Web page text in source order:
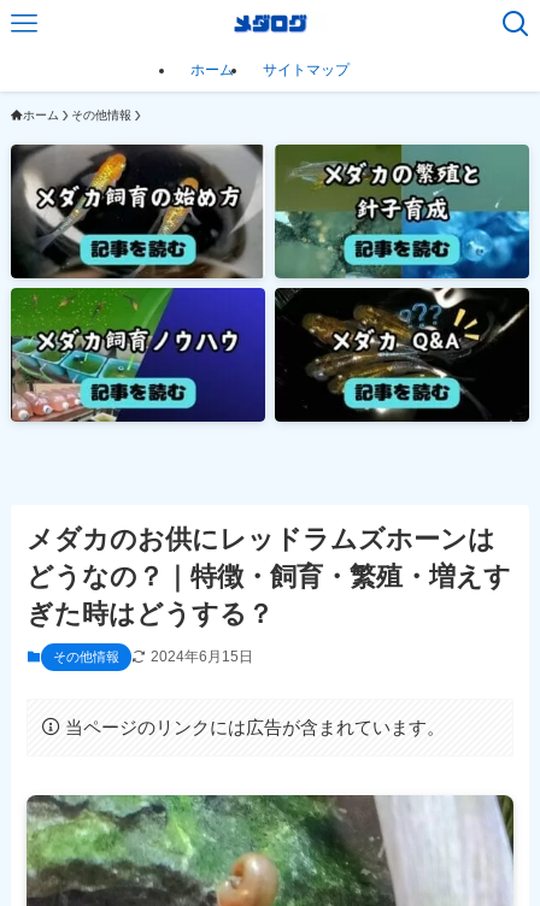
ホーム サイトマップ
ホーム その他情報
メダカのお供にレッドラムズホーンは
どうなの？｜特徴・飼育・繁殖・増えす
ぎた時はどうする？
その他情報 2024年6月15日
当ページのリンクには広告が含まれています。